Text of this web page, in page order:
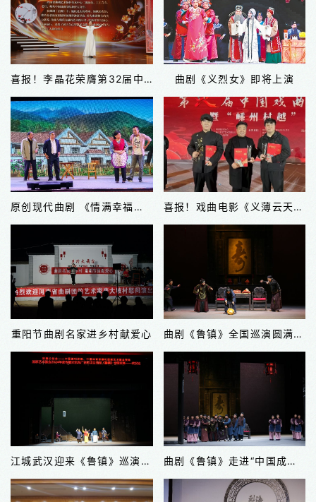
喜报！李晶花荣膺第32届中国戏剧梅花奖 曲剧《义烈女》即将上演
原创现代曲剧 《情满幸福院》上演 喜报！戏曲电影《义薄云天》《唐知县放粮》《小苍娃●上中部》荣获优秀电影奖
重阳节曲剧名家进乡村献爱心 曲剧《鲁镇》全国巡演圆满收官
江城武汉迎来《鲁镇》巡演 “咸亨酒店”细观人生百态 曲剧《鲁镇》走进“中国成语典故之都”邯郸